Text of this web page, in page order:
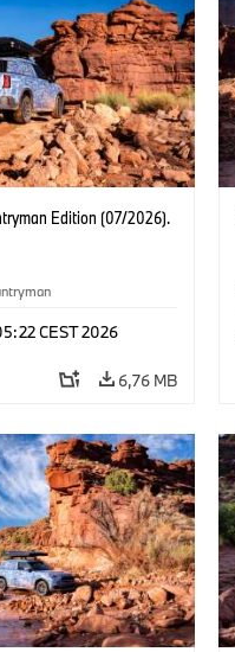
Edition (07/2026).
CEST 2026
6,76 MB